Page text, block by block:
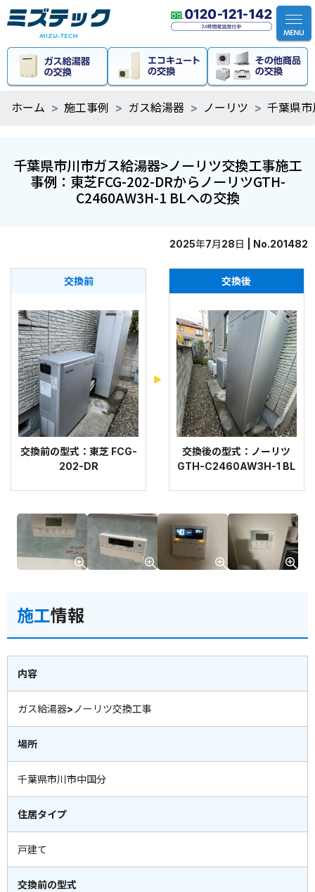
ホーム 施工事例 ガス給湯器 ノーリツ 千葉県
千葉県市川市ガス給湯器>ノーリツ交換工事施工
事例：東芝FCG-202-DRからノーリツGTH-
C2460AW3H-1 BLへの交換
2025年7月28日 | No.201482
交換前
交換前の型式：東芝 FCG-
202-DR
交換後
交換後の型式：ノーリツ
GTH-C2460AW3H-1 BL
施工情報
内容
ガス給湯器>ノーリツ交換工事
場所
千葉県市川市中国分
住居タイプ
戸建て
交換前の型式